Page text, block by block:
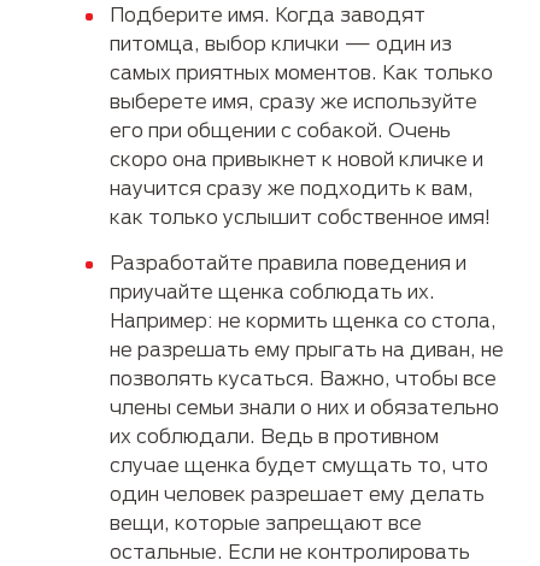
Подберите имя. Когда заводят
питомца, выбор клички — один из
самых приятных моментов. Как только
выберете имя, сразу же используйте
его при общении с собакой. Очень
скоро она привыкнет к новой кличке и
научится сразу же подходить к вам,
как только услышит собственное имя!
Разработайте правила поведения и
приучайте щенка соблюдать их.
Например: не кормить щенка со стола,
не разрешать ему прыгать на диван, не
позволять кусаться. Важно, чтобы все
члены семьи знали о них и обязательно
их соблюдали. Ведь в противном
случае щенка будет смущать то, что
один человек разрешает ему делать
вещи, которые запрещают все
остальные. Если не контролировать